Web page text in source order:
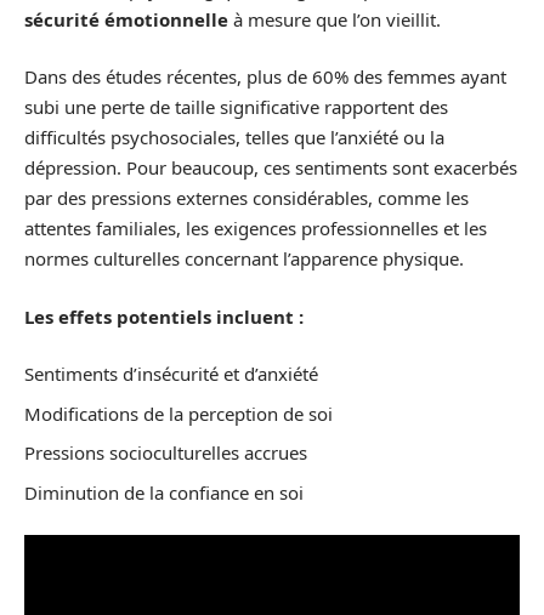
sécurité émotionnelle à mesure que l’on vieillit.
Dans des études récentes, plus de 60% des femmes ayant
subi une perte de taille significative rapportent des
difficultés psychosociales, telles que l’anxiété ou la
dépression. Pour beaucoup, ces sentiments sont exacerbés
par des pressions externes considérables, comme les
attentes familiales, les exigences professionnelles et les
normes culturelles concernant l’apparence physique.
Les effets potentiels incluent :
Sentiments d’insécurité et d’anxiété
Modifications de la perception de soi
Pressions socioculturelles accrues
Diminution de la confiance en soi